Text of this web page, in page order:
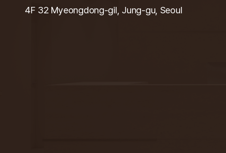
4F 32 Myeongdong-gil, Jung-gu, Seoul